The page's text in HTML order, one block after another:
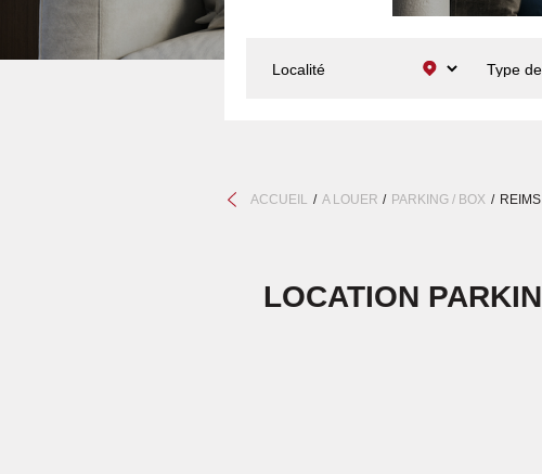
ACCUEIL A LOUER PARKING / BOX REIMS
LOCATION